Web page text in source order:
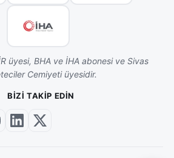
üyesi, BHA ve İHA abonesi ve Sivas
Cemiyeti üyesidir.
BIZI TAKIP EDIN